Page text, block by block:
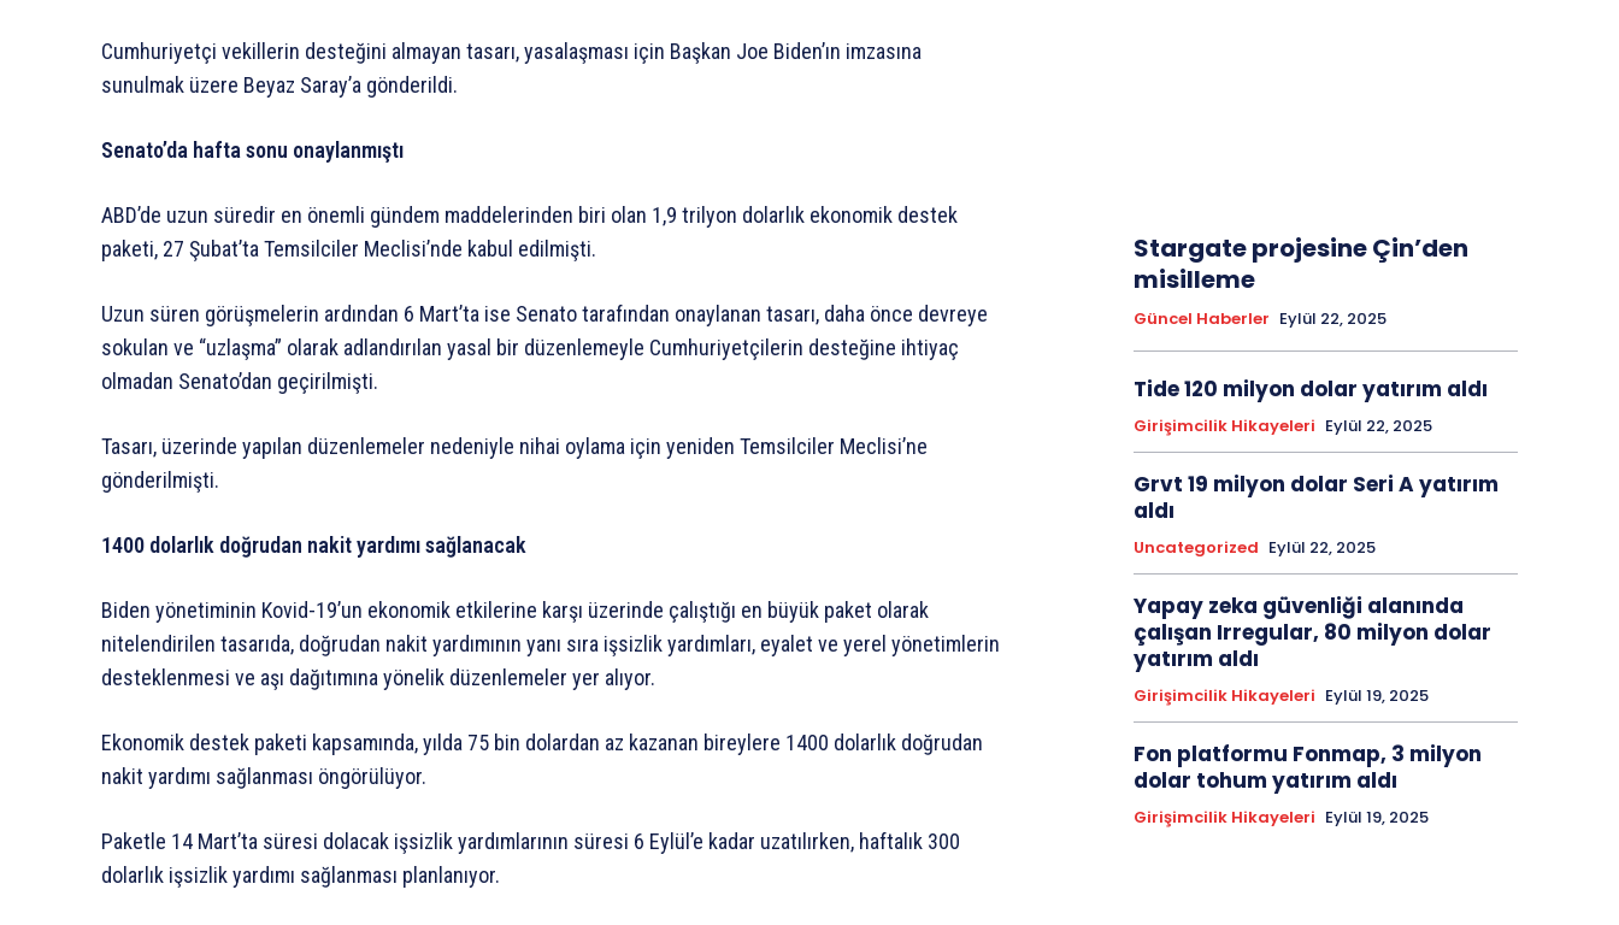
Cumhuriyetçi vekillerin desteğini almayan tasarı, yasalaşması için Başkan Joe Biden’ın imzasına
sunulmak üzere Beyaz Saray’a gönderildi.
Senato’da hafta sonu onaylanmıştı
ABD’de uzun süredir en önemli gündem maddelerinden biri olan 1,9 trilyon dolarlık ekonomik destek
paketi, 27 Şubat’ta Temsilciler Meclisi’nde kabul edilmişti.
Uzun süren görüşmelerin ardından 6 Mart’ta ise Senato tarafından onaylanan tasarı, daha önce devreye
sokulan ve “uzlaşma” olarak adlandırılan yasal bir düzenlemeyle Cumhuriyetçilerin desteğine ihtiyaç
olmadan Senato’dan geçirilmişti.
Tasarı, üzerinde yapılan düzenlemeler nedeniyle nihai oylama için yeniden Temsilciler Meclisi’ne
gönderilmişti.
1400 dolarlık doğrudan nakit yardımı sağlanacak
Biden yönetiminin Kovid-19’un ekonomik etkilerine karşı üzerinde çalıştığı en büyük paket olarak
nitelendirilen tasarıda, doğrudan nakit yardımının yanı sıra işsizlik yardımları, eyalet ve yerel yönetimlerin
desteklenmesi ve aşı dağıtımına yönelik düzenlemeler yer alıyor.
Ekonomik destek paketi kapsamında, yılda 75 bin dolardan az kazanan bireylere 1400 dolarlık doğrudan
nakit yardımı sağlanması öngörülüyor.
Paketle 14 Mart’ta süresi dolacak işsizlik yardımlarının süresi 6 Eylül’e kadar uzatılırken, haftalık 300
dolarlık işsizlik yardımı sağlanması planlanıyor.
Stargate projesine Çin’den
misilleme
Güncel Haberler Eylül 22, 2025
Tide 120 milyon dolar yatırım aldı
Girişimcilik Hikayeleri Eylül 22, 2025
Grvt 19 milyon dolar Seri A yatırım
aldı
Uncategorized Eylül 22, 2025
Yapay zeka güvenliği alanında
çalışan Irregular, 80 milyon dolar
yatırım aldı
Girişimcilik Hikayeleri Eylül 19, 2025
Fon platformu Fonmap, 3 milyon
dolar tohum yatırım aldı
Girişimcilik Hikayeleri Eylül 19, 2025